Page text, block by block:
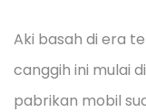
Aki basah di era
canggih ini mulai
pabrikan mobil